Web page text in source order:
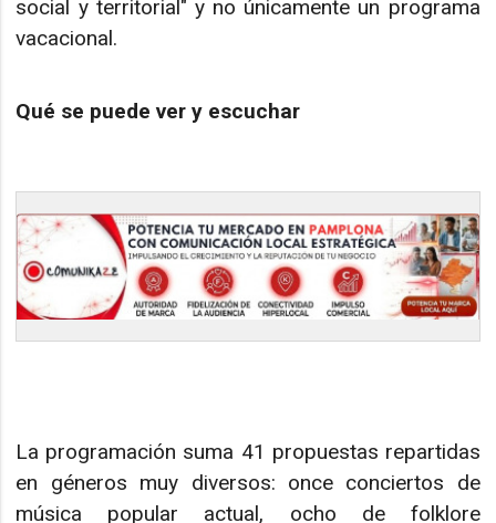
social y territorial" y no únicamente un programa
vacacional.
Qué se puede ver y escuchar
La programación suma 41 propuestas repartidas
en géneros muy diversos: once conciertos de
música popular actual, ocho de folklore